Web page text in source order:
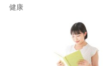
を元気にする音読の習慣」
健康